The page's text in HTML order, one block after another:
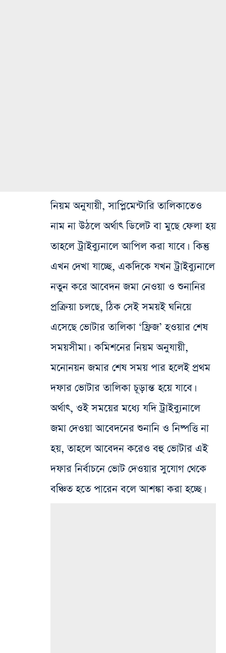
নিয়ম অনুযায়ী, সাপ্লিমেন্টারি তালিকাতেও
নাম না উঠলে অর্থাৎ ডিলেট বা মুছে ফেলা হয়
তাহলে ট্রাইব্যুনালে আপিল করা যাবে। কিন্তু
এখন দেখা যাচ্ছে, একদিকে যখন ট্রাইব্যুনালে
নতুন করে আবেদন জমা নেওয়া ও শুনানির
প্রক্রিয়া চলছে, ঠিক সেই সময়ই ঘনিয়ে
এসেছে ভোটার তালিকা ‘ফ্রিজ’ হওয়ার শেষ
সময়সীমা। কমিশনের নিয়ম অনুযায়ী,
মনোনয়ন জমার শেষ সময় পার হলেই প্রথম
দফার ভোটার তালিকা চূড়ান্ত হয়ে যাবে।
অর্থাৎ, ওই সময়ের মধ্যে যদি ট্রাইব্যুনালে
জমা দেওয়া আবেদনের শুনানি ও নিষ্পত্তি না
হয়, তাহলে আবেদন করেও বহু ভোটার এই
দফার নির্বাচনে ভোট দেওয়ার সুযোগ থেকে
বঞ্চিত হতে পারেন বলে আশঙ্কা করা হচ্ছে।